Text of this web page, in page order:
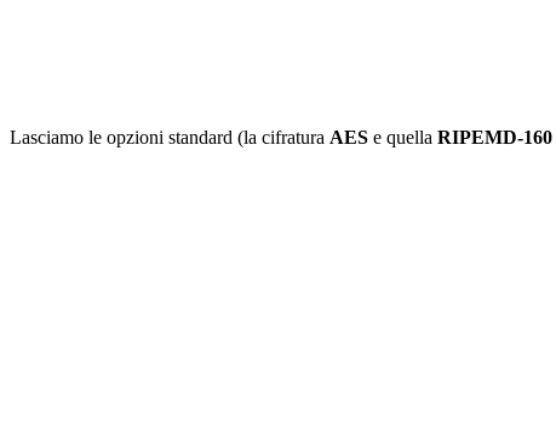
Lasciamo le opzioni standard (la cifratura AES e quella RIPEMD-160